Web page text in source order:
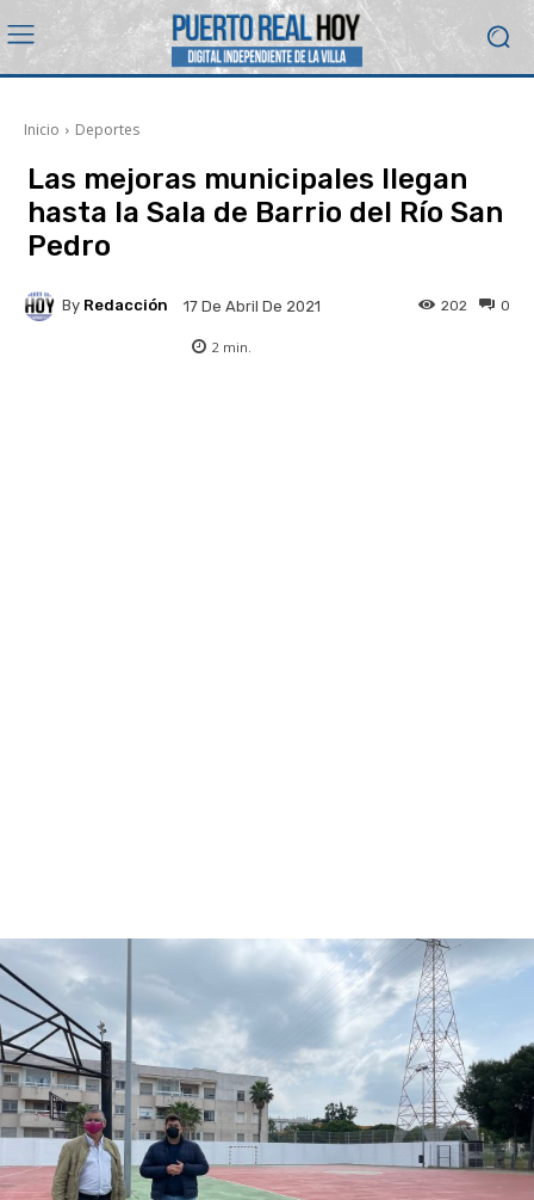
Inicio Deportes
Las mejoras municipales llegan
hasta la Sala de Barrio del Río San
Pedro
By Redacción 17 De Abril De 2021 0
202
2 min.